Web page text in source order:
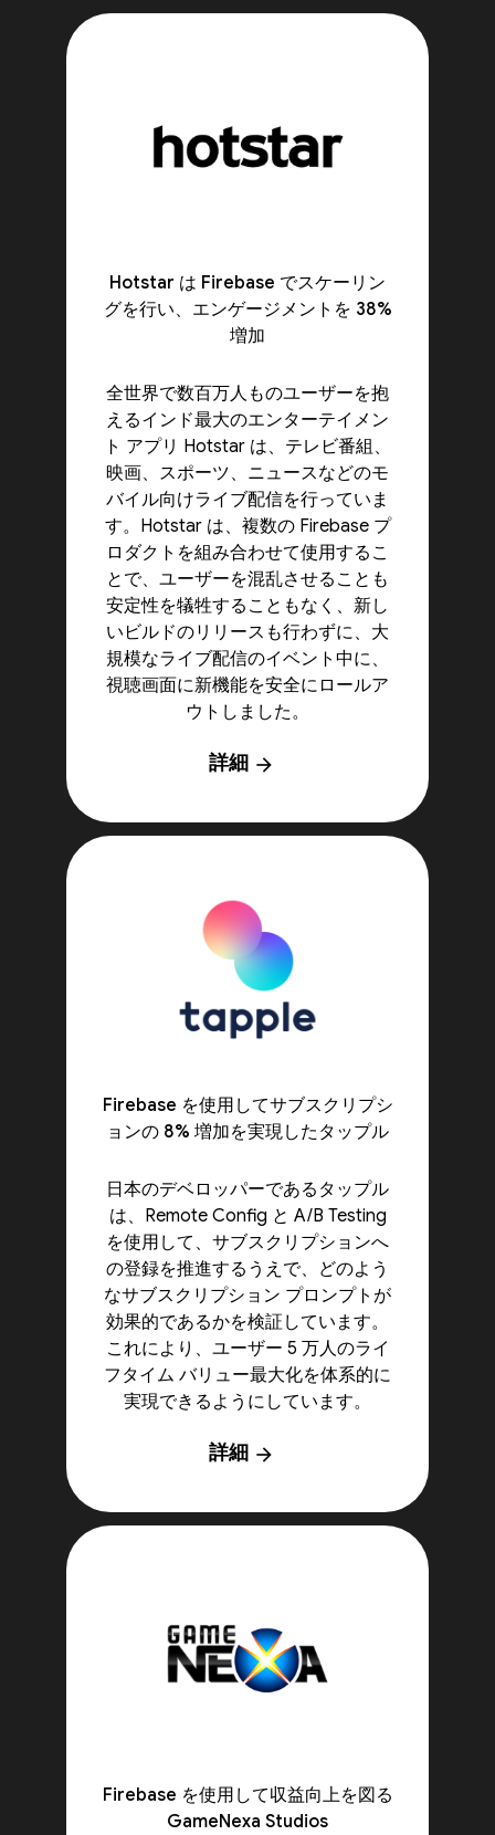
Hotstar は Firebase でスケーリン
グを行い、エンゲージメントを 38%
増加
全世界で数百万人ものユーザーを抱
えるインド最大のエンターテイメン
ト アプリ Hotstar は、テレビ番組、
映画、スポーツ、ニュースなどのモ
バイル向けライブ配信を行っていま
す。Hotstar は、複数の Firebase プ
ロダクトを組み合わせて使用するこ
とで、ユーザーを混乱させることも
安定性を犠牲することもなく、新し
いビルドのリリースも行わずに、大
規模なライブ配信のイベント中に、
視聴画面に新機能を安全にロールア
ウトしました。
詳細 arrow_forward
Firebase を使用してサブスクリプシ
ョンの 8% 増加を実現したタップル
日本のデベロッパーであるタップル
は、Remote Config と A/B Testing
を使用して、サブスクリプションへ
の登録を推進するうえで、どのよう
なサブスクリプション プロンプトが
効果的であるかを検証しています。
これにより、ユーザー 5 万人のライ
フタイム バリュー最大化を体系的に
実現できるようにしています。
詳細 arrow_forward
Firebase を使用して収益向上を図る
GameNexa Studios